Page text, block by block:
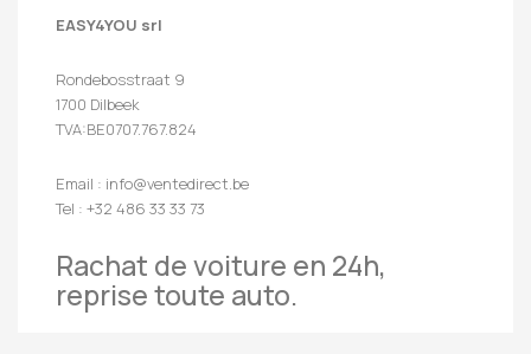
EASY4YOU srl
Rondebosstraat 9
1700 Dilbeek
TVA:BE0707.767.824
Email : info@ventedirect.be
Tel : +32 486 33 33 73
Rachat de voiture en 24h,
reprise toute auto.